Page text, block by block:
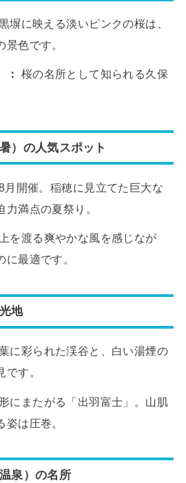
塀に映える淡いピンクの桜は、
景色です。
：
桜の名所として知られる久保
）の人気スポット
月開催。稲穂に見立てた巨大な
満点の夏祭り。
を渡る爽やかな風を感じなが
に最適です。
地
に彩られた渓谷と、白い湯煙の
す。
にまたがる「出羽富士」。山肌
は圧巻。
泉）の名所